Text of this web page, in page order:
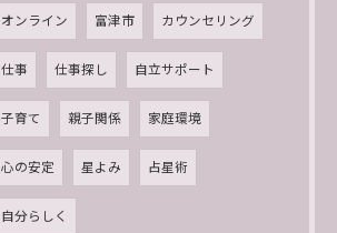
オンライン 富津市 カウンセリング
仕事 仕事探し 自立サポート
子育て 親子関係 家庭環境
心の安定 星よみ 占星術
自分らしく